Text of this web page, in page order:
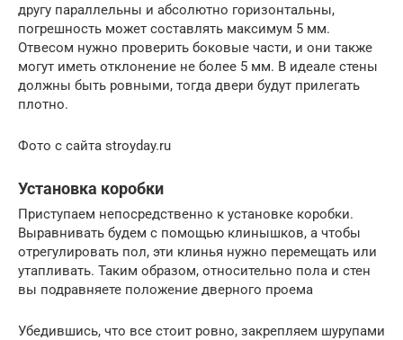
другу параллельны и абсолютно горизонтальны,
погрешность может составлять максимум 5 мм.
Отвесом нужно проверить боковые части, и они также
могут иметь отклонение не более 5 мм. В идеале стены
должны быть ровными, тогда двери будут прилегать
плотно.
Фото с сайта stroyday.ru
Установка коробки
Приступаем непосредственно к установке коробки.
Выравнивать будем с помощью клинышков, а чтобы
отрегулировать пол, эти клинья нужно перемещать или
утапливать. Таким образом, относительно пола и стен
вы подравняете положение дверного проема
Убедившись, что все стоит ровно, закрепляем шурупами